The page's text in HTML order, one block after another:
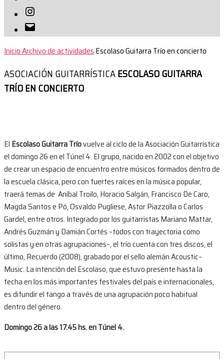
Instagram
Correo
electrónico
InicioArchivo de actividadesEscolaso Guitarra Trío en concierto
ASOCIACIÓN GUITARRÍSTICAESCOLASO GUITARRA
TRÍO EN CONCIERTO
El Escolaso Guitarra Tríovuelve al ciclo de la Asociación Guitarrística
el domingo 26 en el Túnel 4. El grupo, nacido en 2002 con el objetivo
de crear un espacio de encuentro entre músicos formados dentro de
la escuela clásica, pero con fuertes raíces en la música popular,
traerá temas de Aníbal Troilo, Horacio Salgán, Francisco De Caro,
Magda Santos e Pó, Osvaldo Pugliese, Astor Piazzolla o Carlos
Gardel, entre otros. Integrado por los guitarristas Mariano Mattar,
Andrés Guzmán y Damián Cortés –todos con trayectoria como
solistas y en otras agrupaciones–, el trío cuenta con tres discos, el
último, Recuerdo (2008), grabado por el sello alemán Acoustic–
Music. La intención del Escolaso, que estuvo presente hasta la
fecha en los más importantes festivales del país e internacionales,
es difundir el tango a través de una agrupación poco habitual
dentro del género.
Domingo 26 a las 17.45 hs. en Túnel 4.